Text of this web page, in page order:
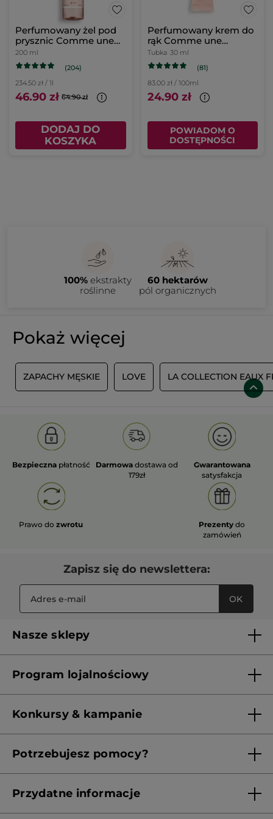
Perfumowany żel pod
prysznic Comme une
Evidence 200 ml
200 ml
(204)
234.50 zł / 1l
46.90 zł 64.90 zł
DODAJ DO
KOSZYKA
Perfumowany krem do
rąk Comme une
Evidence 30 ml
Tubka 30 ml
(81)
83.00 zł / 100ml
24.90 zł
POWIADOM O
DOSTĘPNOŚCI
100% ekstrakty
roślinne
60 hektarów
pól organicznych
Pokaż więcej
ZAPACHY MĘSKIE LOVE LA COLLECTION EAUX
Bezpieczna płatność Darmowa dostawa od
179zł
Gwarantowana
satysfakcja
Prawo dozwrotu Prezenty do
zamówień
Zapisz się do newslettera:
OK
Nasze sklepy
Franczyza
Program lojalnościowy
Konkursy & kampanie
Potrzebujesz pomocy?
Przydatne informacje